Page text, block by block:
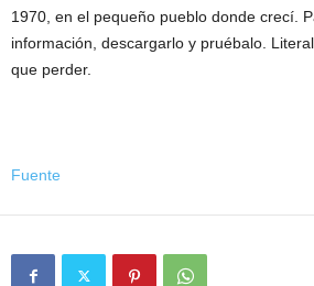
1970, en el pequeño pueblo donde crecí.
información, descargarlo y pruébalo.
que perder.
Fuente